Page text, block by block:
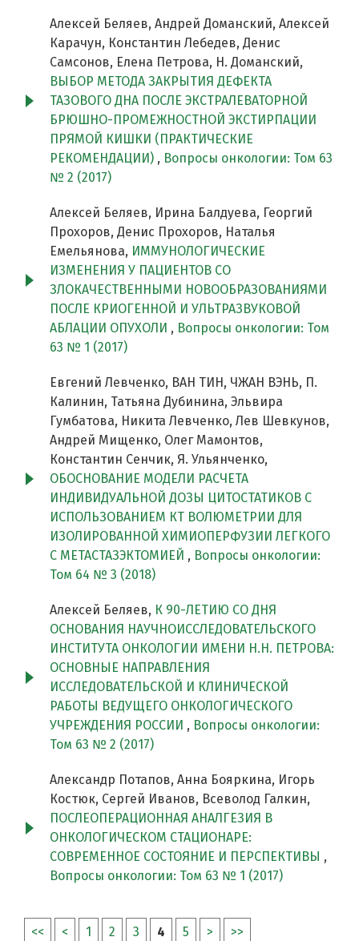
Алексей Беляев, Андрей Доманский, Алексей
Карачун, Константин Лебедев, Денис
Самсонов, Елена Петрова, Н. Доманский,
ВЫБОР МЕТОДА ЗАКРЫТИЯ ДЕФЕКТА
ТАЗОВОГО ДНА ПОСЛЕ ЭКСТРАЛЕВАТОРНОЙ
БРЮШНО-ПРОМЕЖНОСТНОЙ ЭКСТИРПАЦИИ
ПРЯМОЙ КИШКИ (ПРАКТИЧЕСКИЕ
РЕКОМЕНДАЦИИ) , Вопросы онкологии: Том 63
№ 2 (2017)
Алексей Беляев, Ирина Балдуева, Георгий
Прохоров, Денис Прохоров, Наталья
Емельянова, ИММУНОЛОГИЧЕСКИЕ
ИЗМЕНЕНИЯ У ПАЦИЕНТОВ СО
ЗЛОКАЧЕСТВЕННЫМИ НОВООБРАЗОВАНИЯМИ
ПОСЛЕ КРИОГЕННОЙ И УЛЬТРАЗВУКОВОЙ
АБЛАЦИИ ОПУХОЛИ , Вопросы онкологии: Том
63 № 1 (2017)
Евгений Левченко, ВАН ТИН, ЧЖАН ВЭНЬ, П.
Калинин, Татьяна Дубинина, Эльвира
Гумбатова, Никита Левченко, Лев Шевкунов,
Андрей Мищенко, Олег Мамонтов,
Константин Сенчик, Я. Ульянченко,
ОБОСНОВАНИЕ МОДЕЛИ РАСЧЕТА
ИНДИВИДУАЛЬНОЙ ДОЗЫ ЦИТОСТАТИКОВ С
ИСПОЛЬЗОВАНИЕМ КT ВОЛЮМЕТРИИ ДЛЯ
ИЗОЛИРОВАННОЙ ХИМИОПЕРФУЗИИ ЛЕГКОГО
С МЕТАСТАЗЭКТОМИЕЙ , Вопросы онкологии:
Том 64 № 3 (2018)
Алексей Беляев, К 90-ЛЕТИЮ СО ДНЯ
ОСНОВАНИЯ НАУЧНОИССЛЕДОВАТЕЛЬСКОГО
ИНСТИТУТА ОНКОЛОГИИ ИМЕНИ Н.Н. ПЕТРОВА:
ОСНОВНЫЕ НАПРАВЛЕНИЯ
ИССЛЕДОВАТЕЛЬСКОЙ И КЛИНИЧЕСКОЙ
РАБОТЫ ВЕДУЩЕГО ОНКОЛОГИЧЕСКОГО
УЧРЕЖДЕНИЯ РОССИИ , Вопросы онкологии:
Том 63 № 2 (2017)
Александр Потапов, Анна Бояркина, Игорь
Костюк, Сергей Иванов, Всеволод Галкин,
ПОСЛЕОПЕРАЦИОННАЯ АНАЛГЕЗИЯ В
ОНКОЛОГИЧЕСКОМ СТАЦИОНАРЕ:
СОВРЕМЕННОЕ СОСТОЯНИЕ И ПЕРСПЕКТИВЫ ,
Вопросы онкологии: Том 63 № 1 (2017)
<< < 1 2 3 4 5 > >>